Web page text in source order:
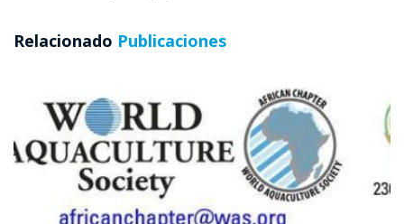
Relacionado Publicaciones